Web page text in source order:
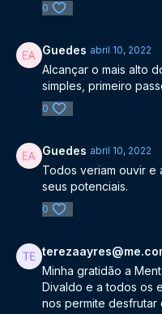
0
Guedes abril 10, 2022
Alcançar o mais alto
simples, primeiro
0
Guedes abril 10, 2022
Todos veriam ouvir e
seus potenciais.
0
Minha gratidão a
Divaldo e a todos os
nos permite desfrutar